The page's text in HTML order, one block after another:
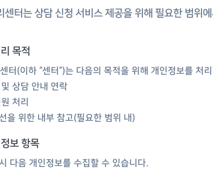
센터는 상담 신청 서비스 제공을 위해 필요한 범위
목적
터(이하 “센터”)는 다음의 목적을 위해 개인정보를 처
상담 안내 연락
처리
을 위한 내부 참고(필요한 범위 내)
보 항목
다음 개인정보를 수집할 수 있습니다.